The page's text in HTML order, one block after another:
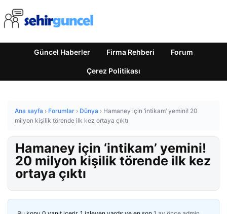
Güncel Haberler Firma Rehberi Forum
Çerez Politikası
Ana sayfa › Forumlar › Dünya › Hamaney için ‘intikam’ yemini! 20
milyon kişilik törende ilk kez ortaya çıktı
Hamaney için ‘intikam’ yemini!
20 milyon kişilik törende ilk kez
ortaya çıktı